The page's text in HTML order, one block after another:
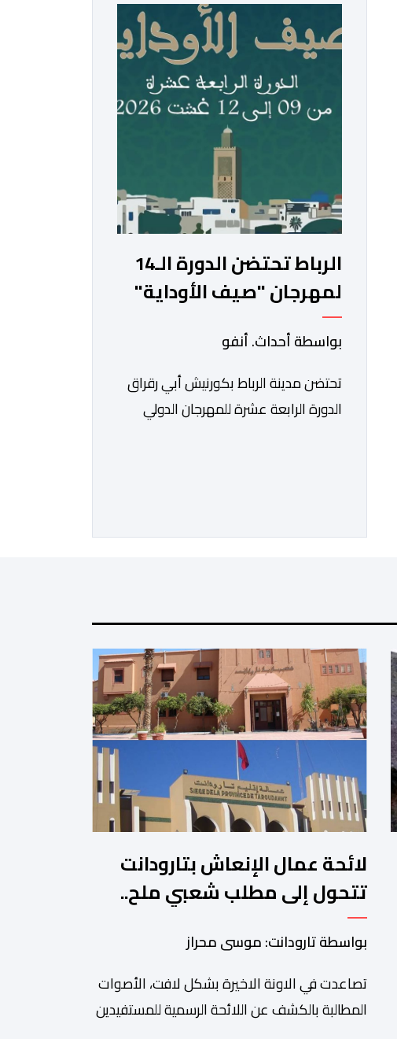
المنظمة بتنسيق مع المديرية الجهوية
لقطاع الثقافة مراكش -آسفي، تندرج
ضمن انفتاح الدار على مختلف المدن
والجهات المغربية الجنوبية، وأيضا من أجل
المزيد من الانفتاح […]
الرباط تحتضن الدورة الـ14
لمهرجان "صيف الأوداية"
بواسطة أحداث. أنفو
تحتضن مدينة الرباط بكورنيش أبي رقراق
الدورة الرابعة عشرة للمهرجان الدولي
المهرجان، الذي تنظمه وزارة الشباب
الدولي للموسيقى/ الشريك الرسمي
لليونسكو)، […]
لائحة عمال الإنعاش بتارودانت
تتحول إلى مطلب شعبي ملح..
فمن يجيب؟.
بواسطة تارودانت: موسى محراز
تصاعدت في الاونة الاخيرة بشكل لافت، الأصوات
المطالبة بالكشف عن اللائحة الرسمية للمستفيدين